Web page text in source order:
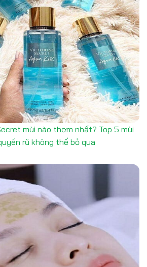
mùi nào thơm nhất? Top 5 mùi
rũ không thể bỏ qua